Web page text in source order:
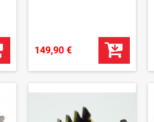
149,90 €